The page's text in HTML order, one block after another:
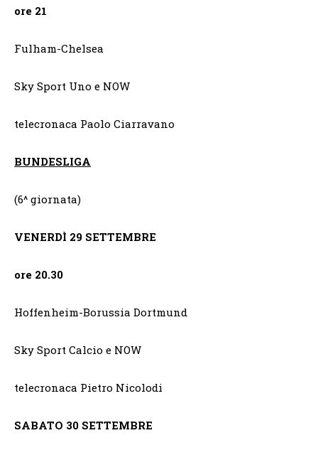
ore 21
Fulham-Chelsea
Sky Sport Uno e NOW
telecronaca Paolo Ciarravano
BUNDESLIGA
(6^ giornata)
VENERDÌ 29 SETTEMBRE
ore 20.30
Hoffenheim-Borussia Dortmund
Sky Sport Calcio e NOW
telecronaca Pietro Nicolodi
SABATO 30 SETTEMBRE